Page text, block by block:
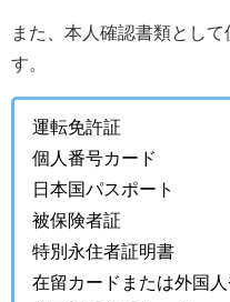
また、本人確認書類とし
す。
運転免許証
個人番号カード
日本国パスポート
被保険者証
特別永住者証明書
在留カードまたは外国